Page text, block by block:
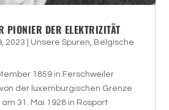
PIONIER DER ELEKTRIZITÄT
2023 Unsere Spuren Belgische
1859 in Ferschweiler
der luxemburgischen Grenze
31. Mai 1928 in Rosport